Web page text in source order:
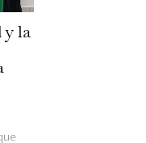
y la